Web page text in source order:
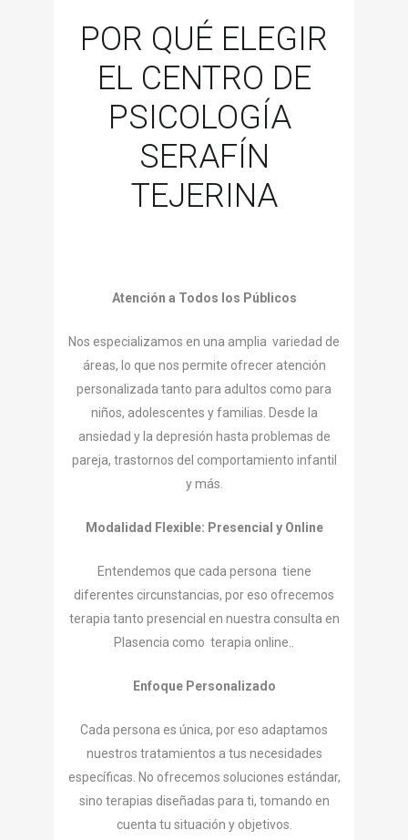
POR QUÉ ELEGIR
EL CENTRO DE
PSICOLOGÍA
SERAFÍN
TEJERINA
Atención a Todos los Públicos
Nos especializamos en una amplia variedad de
áreas, lo que nos permite ofrecer atención
personalizada tanto para adultos como para
niños, adolescentes y familias. Desde la
ansiedad y la depresión hasta problemas de
pareja, trastornos del comportamiento infantil
y más.
Modalidad Flexible: Presencial y Online
Entendemos que cada persona tiene
diferentes circunstancias, por eso ofrecemos
terapia tanto presencial en nuestra consulta en
Plasencia como terapia online..
Enfoque Personalizado
Cada persona es única, por eso adaptamos
nuestros tratamientos a tus necesidades
específicas. No ofrecemos soluciones estándar,
sino terapias diseñadas para ti, tomando en
cuenta tu situación y objetivos.